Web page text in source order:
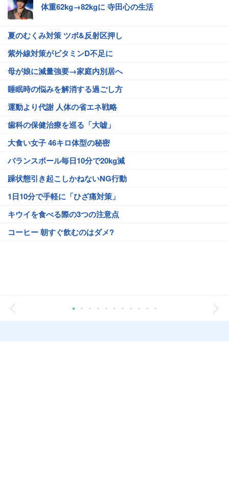
体重62kg→82kgに 寺田心の生活
夏のむくみ対策 ツボ&反射区押し
紫外線対策がビタミンD不足に
母が娘に減量強要→家庭内別居へ
睡眠時の悩みを解消する過ごし方
運動より代謝 人体の省エネ戦略
歯科の保健治療を巡る「大嘘」
大食い女子 46キロ体型の秘密
バランスボール毎日10分で20kg減
躁状態引き起こしかねないNG行動
1日10分で手軽に「ひざ痛対策」
キウイを食べる際の3つの注意点
コーヒー 朝すぐ飲むのはダメ?